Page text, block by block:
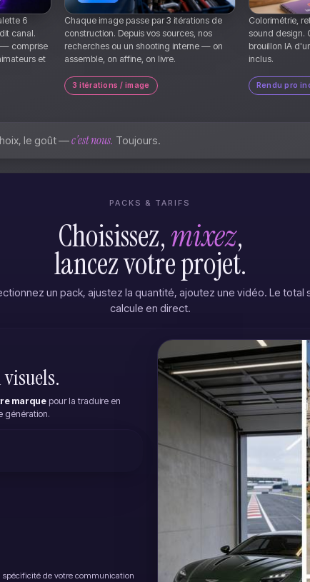
6
canal.
— comprise
et
Chaque image passe par 3 itérations de
construction. Depuis vos sources, nos
recherches ou un shooting interne — on
assemble, on affine, on livre.
3 itérations / image
Colorimétrie,
sound design.
brouillon IA
inclus.
Rendu pro
le goût —c'est nous. Toujours.
PACKS & TARIFS
Choisissez,mixez,
lancez votre projet.
un pack, ajustez la quantité, ajoutez une vidéo. Le total
calcule en direct.
marque pour la traduire en
génération.
de votre communication